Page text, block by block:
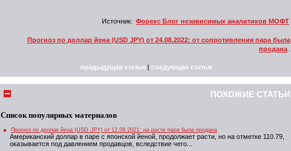
Источник: Форекс Блог независимых аналитиков МОФТ
Прогноз по доллар йена (USD JPY) от 24.08.2022: от сопротивления пара была
продана
предыдущая статья| следующая статья
ПОХОЖИЕ СТАТЬИ
Список популярных материалов
Прогноз по доллар йена (USD JPY) от 12.08.2021: на росте пара была продана
Американский доллар в паре с японской йеной, продолжает расти, но на отметке 110.79,
оказывается под давлением продавцов, вследствие чего...